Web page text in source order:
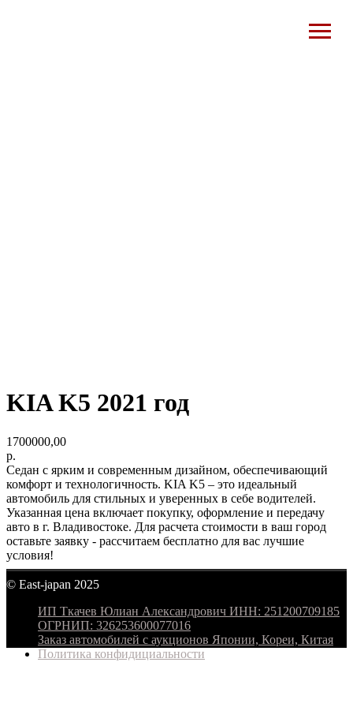
KIA K5 2021 год
1700000,00
р.
Седан с ярким и современным дизайном, обеспечивающий
комфорт и технологичность. KIA K5 – это идеальный
автомобиль для стильных и уверенных в себе водителей.
Указанная цена включает покупку, оформление и передачу
авто в г. Владивостоке. Для расчета стоимости в ваш город
оставьте заявку - рассчитаем бесплатно для вас лучшие
условия!
© East-japan 2025
ИП Ткачев Юлиан Александрович ИНН: 251200709185
ОГРНИП: 326253600077016
Заказ автомобилей с аукционов Японии, Кореи, Китая
Политика конфидициальности